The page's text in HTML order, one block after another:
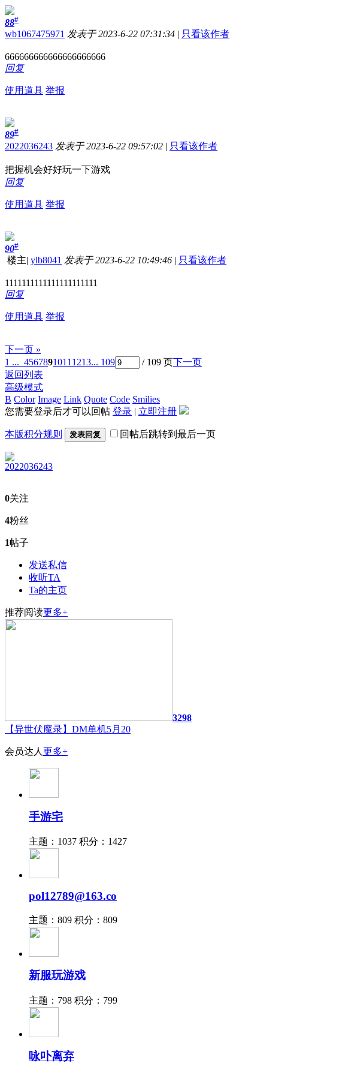
88#
wb1067475971 发表于 2023-6-22 07:31:34 | 只看该作者
666666666666666666666
回复
使用道具 举报
89#
2022036243 发表于 2023-6-22 09:57:02 | 只看该作者
把握机会好好玩一下游戏
回复
使用道具 举报
90#
楼主| ylb8041 发表于 2023-6-22 10:49:46 | 只看该作者
1111111111111111111111
回复
使用道具 举报
下一页 »
1 ... 4567891011 1213... 109 / 109 页下一页
返回列表
高级模式
B Color Image Link Quote Code Smilies
您需要登录后才可以回帖 登录 | 立即注册
本版积分规则 发表回复 回帖后跳转到最后一页
2022036243
0关注
4粉丝
1帖子
发送私信
收听TA
Ta的主页
推荐阅读更多+
3298
【异世伏魔录】DM单机5月20
会员达人 更多+
手游宅
主题：1037 积分：1427
pol12789@163.co
主题：809 积分：809
新服玩游戏
主题：798 积分：799
咏卟离弃